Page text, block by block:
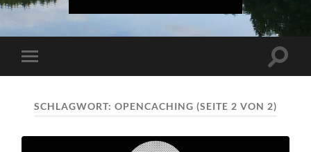
TJ.s
Mobile-
Menü
SCHLAGWORT: OPENCACHING (SEITE 2 VON 2)